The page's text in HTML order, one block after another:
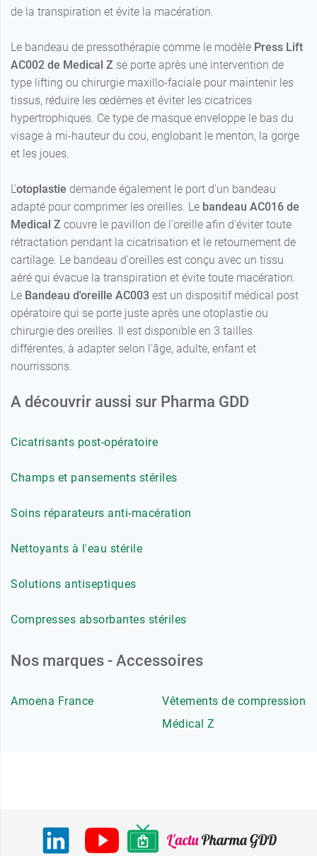
de la transpiration et évite la macération.
Le bandeau de pressothérapie comme le modèle Press Lift
AC002 de Medical Z se porte après une intervention de
type lifting ou chirurgie maxillo-faciale pour maintenir les
tissus, réduire les œdèmes et éviter les cicatrices
hypertrophiques. Ce type de masque enveloppe le bas du
visage à mi-hauteur du cou, englobant le menton, la gorge
et les joues.
L'otoplastie demande également le port d'un bandeau
adapté pour comprimer les oreilles. Le bandeau AC016 de
Medical Z couvre le pavillon de l'oreille afin d'éviter toute
rétractation pendant la cicatrisation et le retournement de
cartilage. Le bandeau d'oreilles est conçu avec un tissu
aéré qui évacue la transpiration et évite toute macération.
Le Bandeau d'oreille AC003 est un dispositif médical post
opératoire qui se porte juste après une otoplastie ou
chirurgie des oreilles. Il est disponible en 3 tailles
différentes, à adapter selon l'âge, adulte, enfant et
nourrissons.
A découvrir aussi sur Pharma GDD
Cicatrisants post-opératoire
Champs et pansements stériles
Soins réparateurs anti-macération
Nettoyants à l'eau stérile
Solutions antiseptiques
Compresses absorbantes stériles
Nos marques - Accessoires
Amoena France
Vêtements de compression
Médical Z